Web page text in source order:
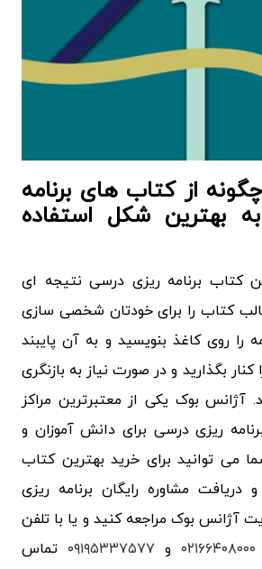
از کتاب های برنامه
بهترین شکل استفاده
کتاب برنامه ریزی درسی نتیجه ای
کتاب را برای خودتان شخصی سازی
را روی کاغذ بنویسید و به آن پایبند
کنار بگذارید و در صورت نیاز به بازنگری
آژانس بوک یکی از معتبرترین مراکز
ریزی درسی برای دانش آموزان و
می توانید برای خرید بهترین کتاب
دریافت مشاوره رایگان برنامه ریزی
آژانس بوک مراجعه کنید و یا با تلفن
۰۲۱۶۶۴۰۸۰۰۰ و ۰۹۱۹۵۳۳۷۵۷۷ تماس